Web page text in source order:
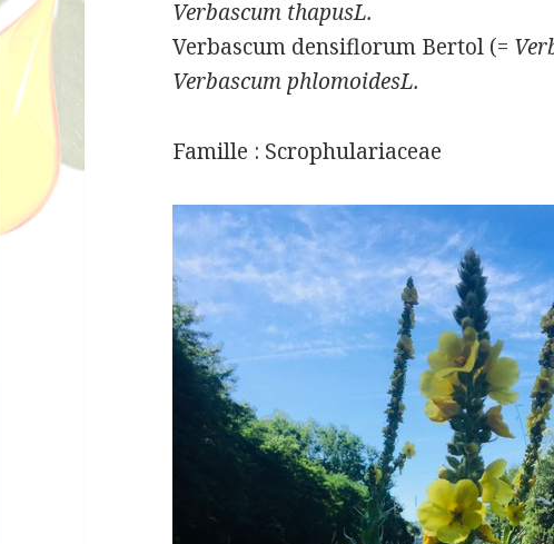
Verbascum thapusL.
Verbascum densiflorum Bertol (=
Verbascum phlomoidesL.
Famille : Scrophulariaceae